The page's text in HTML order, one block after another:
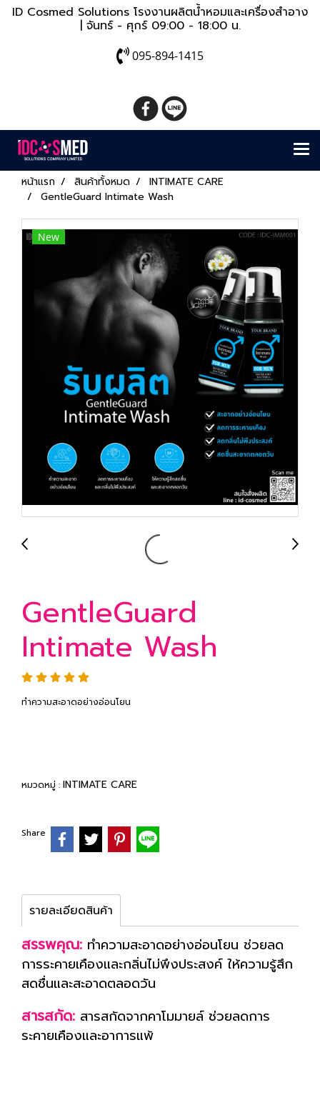
ID Cosmed Solutions โรงงานผลิตน้ำหอมและเครื่องสำอาง
| จันทร์ - ศุกร์ 09:00 - 18:00 น.
095-894-1415
หน้าแรก สินค้าทั้งหมด
INTIMATE CARE
GentleGuard Intimate Wash
New
GentleGuard
Intimate Wash
ทำความสะอาดอย่างอ่อนโยน
หมวดหมู่ : INTIMATE CARE
Share
รายละเอียดสินค้า
สรรพคุณ: ทำความสะอาดอย่างอ่อนโยน ช่วยลด
การระคายเคืองและกลิ่นไม่พึงประสงค์ ให้ความรู้สึก
สดชื่นและสะอาดตลอดวัน
สารสกัด: สารสกัดจากคาโมมายล์ ช่วยลดการ
ระคายเคืองและอาการแพ้